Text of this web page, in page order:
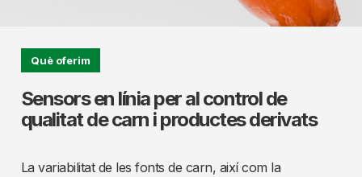
Què oferim
Sensors en línia per al control de
qualitat de carn i productes derivats
La variabilitat de les fonts de carn, així com la